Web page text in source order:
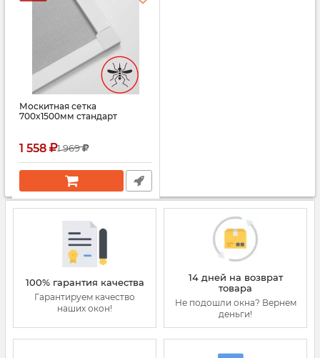
Москитная сетка
700x1500мм стандарт
1 558 1 969
100% гарантия качества
Гарантируем качество
наших окон!
14 дней на возврат
товара
Не подошли окна? Вернем
деньги!